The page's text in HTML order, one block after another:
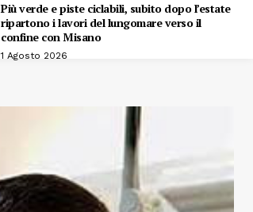
Più verde e piste ciclabili, subito dopo l’estate
ripartono i lavori del lungomare verso il
confine con Misano
1 Agosto 2026